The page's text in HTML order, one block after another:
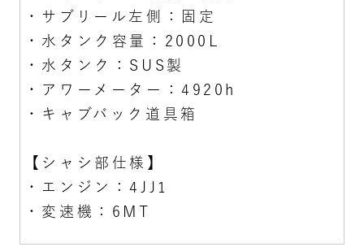
・サブリール左側：固定
・水タンク容量：2000L
・水タンク：SUS製
・アワーメーター：4920h
・キャブバック道具箱
【シャシ部仕様】
・エンジン：4JJ1
・変速機：6MT